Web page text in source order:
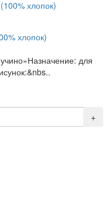
хлопок)
для
+